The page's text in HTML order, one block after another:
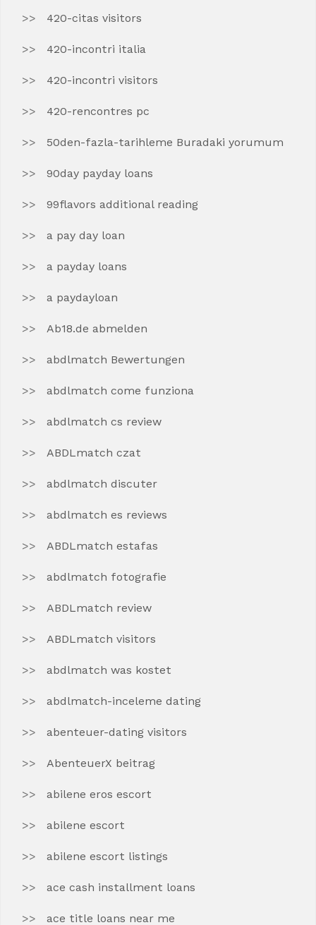
420-citas visitors
420-incontri italia
420-incontri visitors
420-rencontres pc
50den-fazla-tarihleme Buradaki yorumum
90day payday loans
99flavors additional reading
a pay day loan
a payday loans
a paydayloan
Ab18.de abmelden
abdlmatch Bewertungen
abdlmatch come funziona
abdlmatch cs review
ABDLmatch czat
abdlmatch discuter
abdlmatch es reviews
ABDLmatch estafas
abdlmatch fotografie
ABDLmatch review
ABDLmatch visitors
abdlmatch was kostet
abdlmatch-inceleme dating
abenteuer-dating visitors
AbenteuerX beitrag
abilene eros escort
abilene escort
abilene escort listings
ace cash installment loans
ace title loans near me